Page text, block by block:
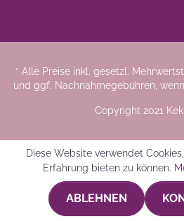
* Alle Preise inkl. gesetzl.
und ggf. Nachnahmegebühren,
Copyright 2021
Diese Website verwendet
Erfahrung bieten zu können.
ABLEHNEN